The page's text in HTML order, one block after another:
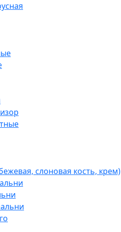
слоновая кость, крем)